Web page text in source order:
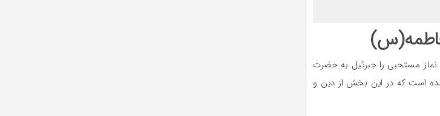
مستحبی را جبرئیل به حضرت
است که در این بخش از دین و